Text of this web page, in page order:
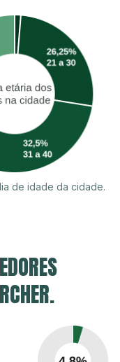
de idade da cidade.